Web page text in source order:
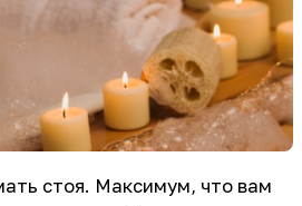
стоя. Максимум, что вам